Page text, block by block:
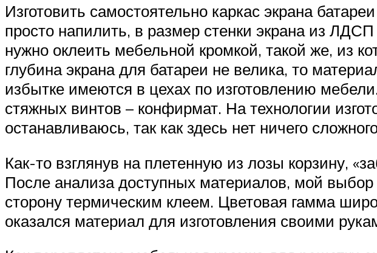
Изготовить самостоятельно каркас экрана
просто напилить, в размер стенки экрана из
нужно оклеить мебельной кромкой, такой же, из
глубина экрана для батареи не велика, то
избытке имеются в цехах по изготовлению
стяжных винтов – конфирмат. На технологии
останавливаюсь, так как здесь нет ничего
Как-то взглянув на плетенную из лозы корзину,
После анализа доступных материалов, мой
сторону термическим клеем. Цветовая гамма
оказался материал для изготовления своими